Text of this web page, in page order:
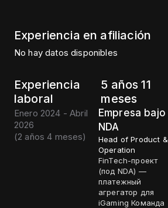
Experiencia en afiliación
No hay datos disponibles
Experiencia
laboral
5 años 11
meses
Enero 2024 - Abril
2026
(2 años 4 meses)
Empresa bajo
NDA
Head of Product &
Operation
FinTech-проект
(под NDA) —
платежный
агрегатор для
iGaming Команда